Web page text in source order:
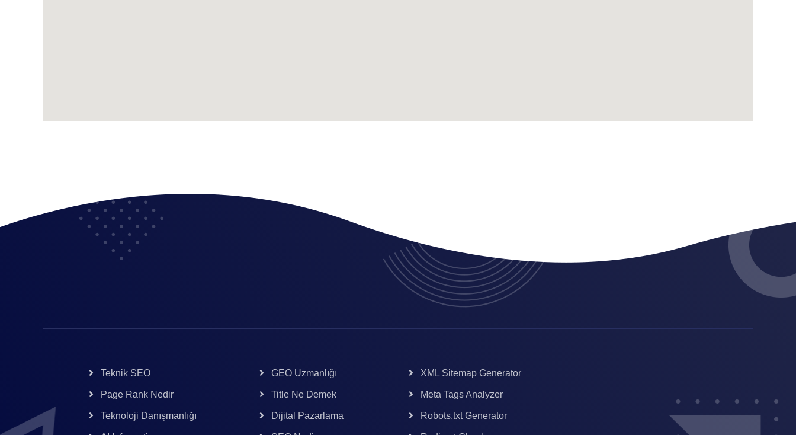
Teknik SEO
Page Rank Nedir
Teknoloji Danışmanlığı
GEO Uzmanlığı
Title Ne Demek
Dijital Pazarlama
XML Sitemap Generator
Meta Tags Analyzer
Robots.txt Generator